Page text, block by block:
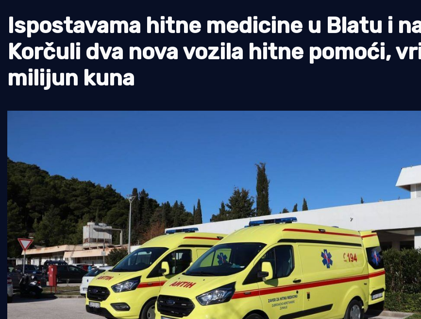
Tradicija i kultura
Ispostavama hitne medicine u Blatu i
Korčuli dva nova vozila hitne pomoći,
milijun kuna